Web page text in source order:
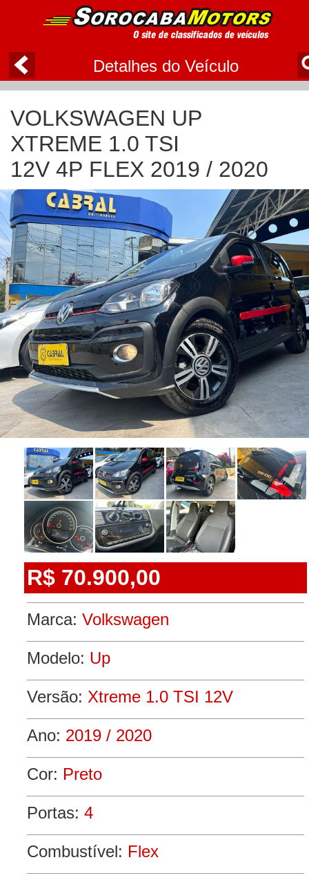
Detalhes do Veículo
VOLKSWAGEN UP
XTREME 1.0 TSI
12V 4P FLEX 2019 / 2020
R$ 70.900,00
Marca: Volkswagen
Modelo: Up
Versão: Xtreme 1.0 TSI 12V
Ano: 2019 / 2020
Cor: Preto
Portas: 4
Combustível: Flex